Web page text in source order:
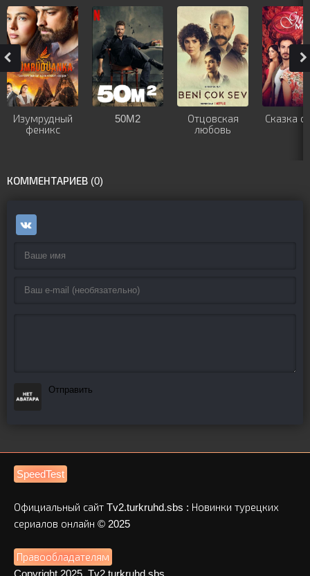
Изумрудный
феникс
50M2
Отцовская
любовь
Сказка о
КОММЕНТАРИЕВ (0)
Отправить
SpeedTest
Официальный сайт Tv2.turkruhd.sbs : Новинки турецких
сериалов онлайн © 2025
Правообладателям